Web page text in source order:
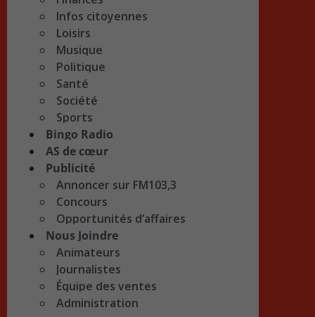
Infos citoyennes
Loisirs
Musique
Politique
Santé
Société
Sports
Bingo Radio
AS de cœur
Publicité
Annoncer sur FM103,3
Concours
Opportunités d’affaires
Nous Joindre
Animateurs
Journalistes
Équipe des ventes
Administration